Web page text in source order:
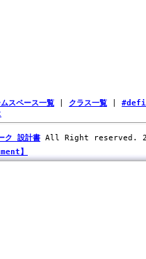
スペース一覧 クラス一覧
ク 設計書 All Right reserved.
】